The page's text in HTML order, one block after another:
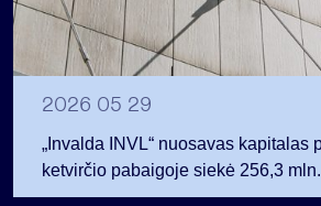
2026 05 29
„Invalda INVL“ nuosavas kapitalas
ketvirčio pabaigoje siekė 256,3